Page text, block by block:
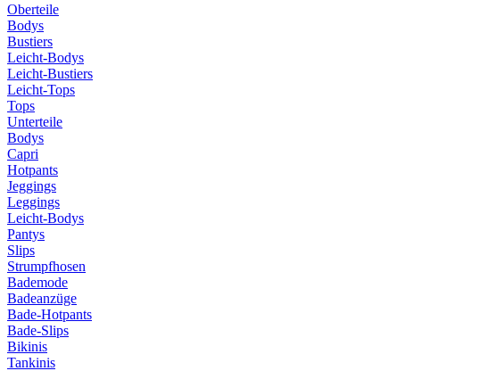
Oberteile
Bodys
Bustiers
Leicht-Bodys
Leicht-Bustiers
Leicht-Tops
Tops
Unterteile
Bodys
Capri
Hotpants
Jeggings
Leggings
Leicht-Bodys
Pantys
Slips
Strumpfhosen
Bademode
Badeanzüge
Bade-Hotpants
Bade-Slips
Bikinis
Tankinis